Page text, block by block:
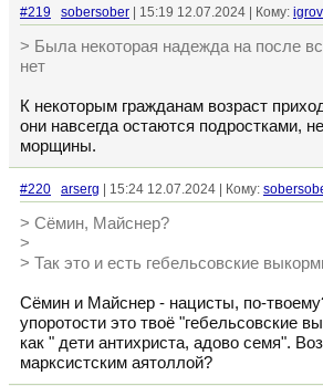
#219 sobersober | 15:19 12.07.2024 | Кому: igrov
> Была некоторая надежда на после
нет
К некоторым гражданам возраст
они навсегда остаются подростками,
морщины.
#220 arserg | 15:24 12.07.2024 | Кому:
> Сёмин, Майснер?
>
> Так это и есть гебельсовские
Сëмин и Майснер - нацисты, по-
упоротости это твоë "гебельсовские
как " дети антихриста, адово семя".
марксистским аятоллой?